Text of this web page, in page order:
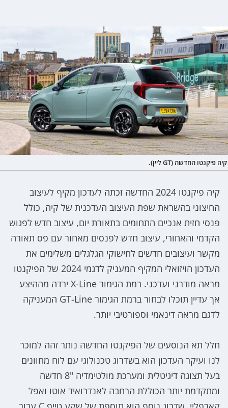
קיה פיקנטו החדשה (GT ליין).
קיה פיקנטו 2024 החדשה זכתה לעדכון מקיף לעיצוב
החיצוני בהשראת שפת העיצוב העדכנית של קיה, כולל
פנסי חזית אנכיים התחומים בתאורת יום, עיצוב חדש לפגוש
הקדמי והאחורי, עיצוב חדש לפנסים מאחור עם פס תאורה
מקשר ועיצובים חדשים לחישוקי הגלגלים משלימים את
העדכון הויזואלי המקיף המעניק לדגמי 2024 של הפיקנטו
מראה מודרני ועדכני. רמת הגימור X-Line ירדה מההיצע
אך עדיין תוכלו לבחור ברמת הגימור GT-Line המעניקה
לדגם מראה דינאמי וספורטיבי יותר.
חלל תא הנוסעים של הפיקנטו החדשה נותר זהה למוכר
לנו ועיקר העדכון הוא בשדרוג טכנולוגי עם לוח מחוונים
בעל תצוגה דיגיטלית ומערכת מולטימדיה "8 חדשה
ומתקדמת יותר הכוללת הרחבה לאנדרואיד אוטו ואפל